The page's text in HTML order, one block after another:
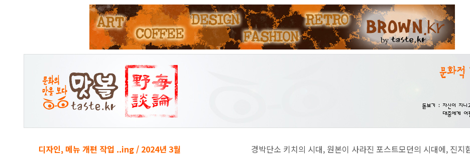
디자인, 메뉴 개편 작업 ..ing / 2024년 3월 경박단소 키치의 시대, 원본이 사라진 포스트모던의 시대에, 진지함이란